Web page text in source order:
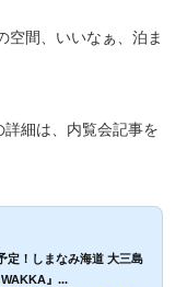
空間、いいなぁ、泊ま
詳細は、内覧会記事を
定！しまなみ海道 大三島
WAKKA』...